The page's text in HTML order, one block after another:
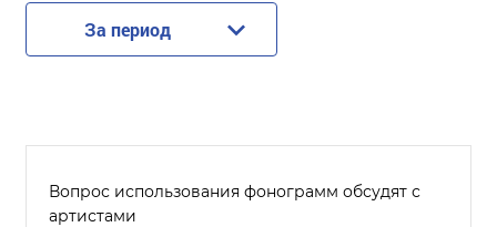
За период
Вопрос использования фонограмм обсудят с
артистами